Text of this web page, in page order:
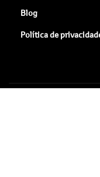
Política de privacidade
SAGA SEUL